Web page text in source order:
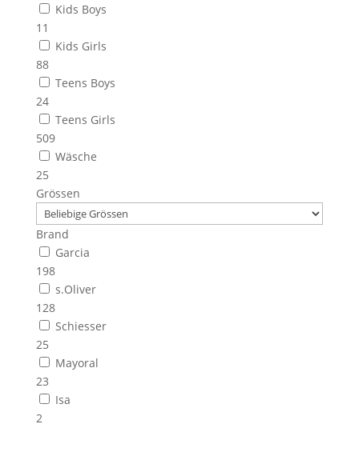
Kids Boys
11
Kids Girls
88
Teens Boys
24
Teens Girls
509
Wäsche
25
Grössen
Brand
Garcia
198
s.Oliver
128
Schiesser
25
Mayoral
23
Isa
2